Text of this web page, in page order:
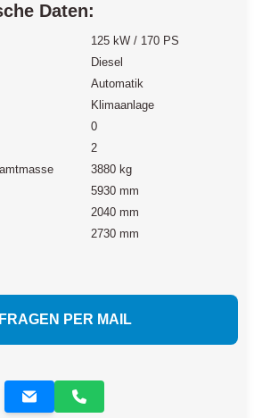
Daten:
125 kW / 170 PS
Diesel
Automatik
Klimaanlage
0
2
3880 kg
5930 mm
2040 mm
2730 mm
PER MAIL